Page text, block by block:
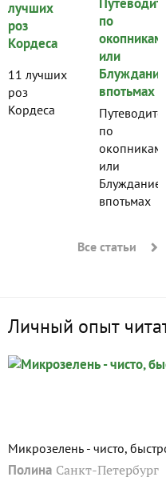
11 лучших
роз
Кордеса
по
окопникам,
или
Блуждание
впотьмах
Все статьи
Личный опыт
Микрозелень - чисто,
Полина Санкт-Петербург